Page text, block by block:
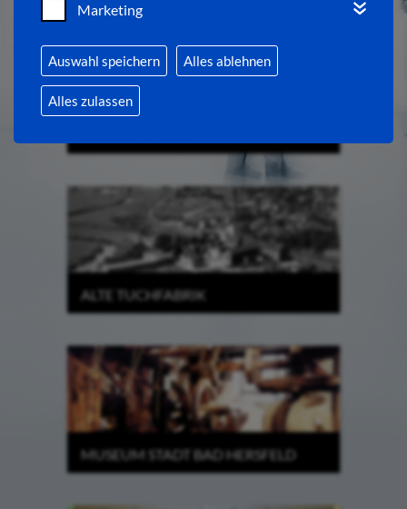
Marketing
Auswahl speichern Alles ablehnen
Alles zulassen
ALTE TUCHFABRIK
MUSEUM STADT BAD HERSFELD